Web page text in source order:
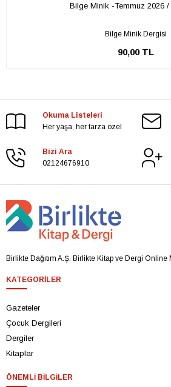
Bilge Minik -Temmuz 2026 /
Bilge Minik Dergisi
90,00 TL
Okuma Listeleri
Her yaşa, her tarza özel
Bizi Ara
02124676910
Birlikte Dağıtım A.Ş. Birlikte Kitap ve Dergi Online
KATEGORILER
Gazeteler
Çocuk Dergileri
Dergiler
Kitaplar
ÖNEMLI BILGILER